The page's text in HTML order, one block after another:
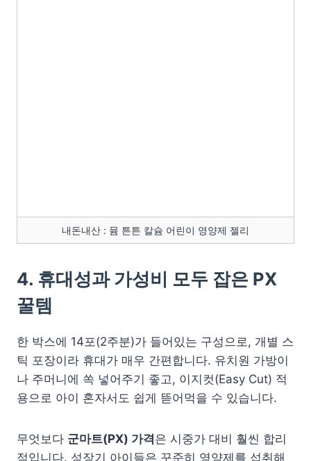
내돈내산 : 뮴 튼튼 칼슘 어린이 영양제 젤리
4. 휴대성과 가성비 모두 잡은 PX
꿀템
한 박스에 14포(2주분)가 들어있는 구성으로, 개별 스
틱 포장이라 휴대가 매우 간편합니다. 유치원 가방이
나 주머니에 쏙 넣어주기 좋고, 이지컷(Easy Cut) 적
용으로 아이 혼자서도 쉽게 뜯어먹을 수 있습니다.
무엇보다 군마트(PX) 가격은 시중가 대비 훨씬 합리
적입니다. 성장기 아이들은 꾸준히 영양제를 섭취해